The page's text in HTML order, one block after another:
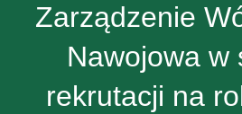
Zarządzenie
Nawojowa w
rekrutacji na